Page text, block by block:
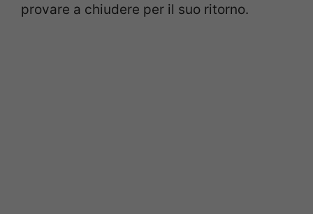
provare a chiudere per il suo ritorno.